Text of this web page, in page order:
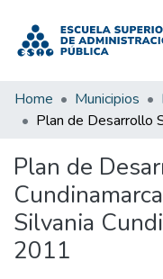
Home Municipios
Plan de
Silvania
2011